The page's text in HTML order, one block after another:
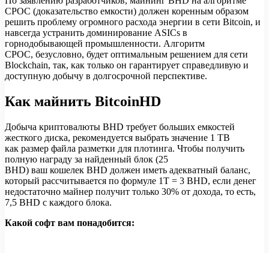
CPOC (доказательство емкости) должен коренным образом
решить проблему огромного расхода энергии в сети Bitcoin, и
навсегда устранить доминирование ASICs в
горнодобывающей промышленности. Алгоритм
CРОС, безусловно, будет оптимальным решением для сети
Blockchain, так, как только он гарантирует справедливую и
доступную добычу в долгосрочной перспективе.
Как майнить BitcoinHD
Добыча криптовалюты BHD требует больших емкостей
жесткого диска, рекомендуется выбрать значение 1 TB
как размер файла разметки для плотинга. Чтобы получить
полную награду за найденный блок (25
BHD) ваш кошелек BHD должен иметь адекватный баланс,
который рассчитывается по формуле 1T = 3 BHD, если денег
недостаточно майнер получит только 30% от дохода, то есть,
7,5 BHD с каждого блока.
Какой софт вам понадобится: